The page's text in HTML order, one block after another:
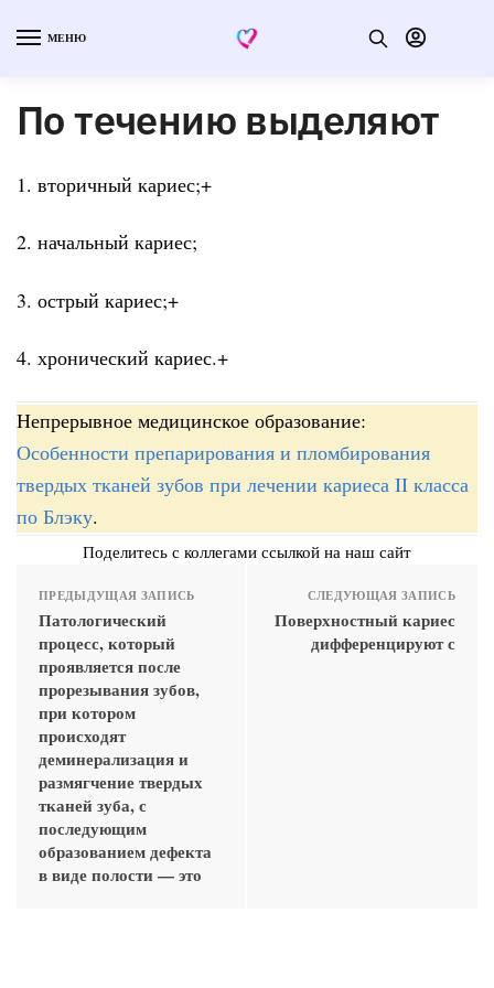
МЕНЮ
По течению выделяют
1. вторичный кариес;+
2. начальный кариес;
3. острый кариес;+
4. хронический кариес.+
Непрерывное медицинское образование:
Особенности препарирования и пломбирования
твердых тканей зубов при лечении кариеса II класса
по Блэку.
Поделитесь с коллегами ссылкой на наш сайт
ПРЕДЫДУЩАЯ ЗАПИСЬ
Патологический
процесс, который
проявляется после
прорезывания зубов,
при котором
происходят
деминерализация и
размягчение твердых
тканей зуба, с
последующим
образованием дефекта
в виде полости — это
СЛЕДУЮЩАЯ ЗАПИСЬ
Поверхностный кариес
дифференцируют с